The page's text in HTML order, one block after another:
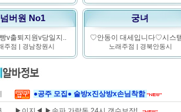
넘버원 No1
v출퇴지원v당일지..
주점 | 경남창원시
궁녀
♡안동이 대세입니다♡시스
노래주점 | 경북안동시
●공주 모집● 술방x진상방x손님착함